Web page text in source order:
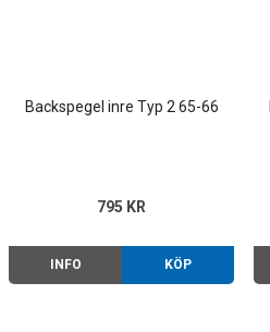
Backspegel inre Typ 2 65-66
795 KR
INFO KÖP